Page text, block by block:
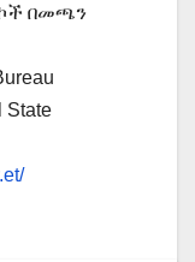
በመጫን
State